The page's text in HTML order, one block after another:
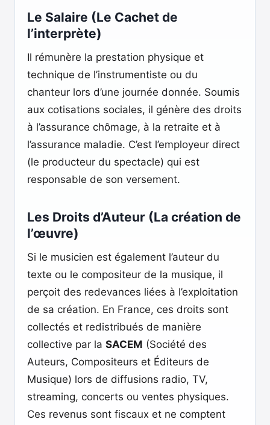
Le Salaire (Le Cachet de
l’interprète)
Il rémunère la prestation physique et
technique de l’instrumentiste ou du
chanteur lors d’une journée donnée. Soumis
aux cotisations sociales, il génère des droits
à l’assurance chômage, à la retraite et à
l’assurance maladie. C’est l’employeur direct
(le producteur du spectacle) qui est
responsable de son versement.
Les Droits d’Auteur (La création de
l’œuvre)
Si le musicien est également l’auteur du
texte ou le compositeur de la musique, il
perçoit des redevances liées à l’exploitation
de sa création. En France, ces droits sont
collectés et redistribués de manière
collective par la SACEM (Société des
Auteurs, Compositeurs et Éditeurs de
Musique) lors de diffusions radio, TV,
streaming, concerts ou ventes physiques.
Ces revenus sont fiscaux et ne comptent